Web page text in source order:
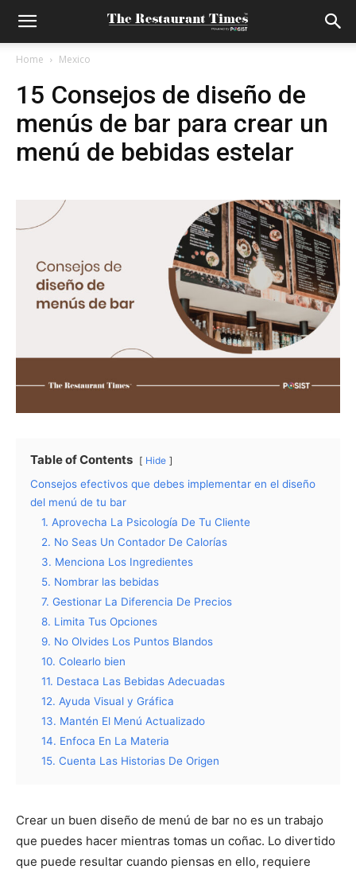
Home Mexico
15 Consejos de diseño de
menús de bar para crear un
menú de bebidas estelar
Table of Contents Hide
Consejos efectivos que debes implementar en el diseño
del menú de tu bar
1. Aprovecha La Psicología De Tu Cliente
2. No Seas Un Contador De Calorías
3. Menciona Los Ingredientes
5. Nombrar las bebidas
7. Gestionar La Diferencia De Precios
8. Limita Tus Opciones
9. No Olvides Los Puntos Blandos
10. Colearlo bien
11. Destaca Las Bebidas Adecuadas
12. Ayuda Visual y Gráfica
13. Mantén El Menú Actualizado
14. Enfoca En La Materia
15. Cuenta Las Historias De Origen
Crear un buen diseño de menú de bar no es un trabajo
que puedes hacer mientras tomas un coñac. Lo divertido
que puede resultar cuando piensas en ello, requiere